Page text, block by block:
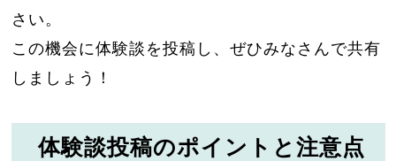
さい。
この機会に体験談を投稿し、ぜひみなさんで共有
しましょう！
体験談投稿のポイントと注意点